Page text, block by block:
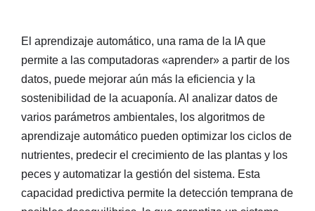
El aprendizaje automático, una rama de la IA que
permite a las computadoras «aprender» a partir de los
datos, puede mejorar aún más la eficiencia y la
sostenibilidad de la acuaponía. Al analizar datos de
varios parámetros ambientales, los algoritmos de
aprendizaje automático pueden optimizar los ciclos de
nutrientes, predecir el crecimiento de las plantas y los
peces y automatizar la gestión del sistema. Esta
capacidad predictiva permite la detección temprana de